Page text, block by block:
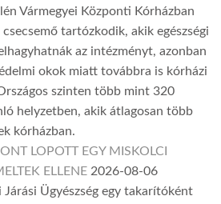
Vármegyei Központi Kórházban
tartózkodik, akik egészségi
az intézményt, azonban
okok miatt továbbra is kórházi
szinten több mint 320
helyzetben, akik átlagosan több
kórházban.
LOPOTT EGY MISKOLCI
ELLENE 2026-08-06
Ügyészség egy takarítóként